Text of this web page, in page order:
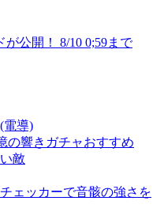
公開！ 8/10 0;59まで
電導)
の響きガチャおすすめ
敵
ェッカーで音骸の強さを